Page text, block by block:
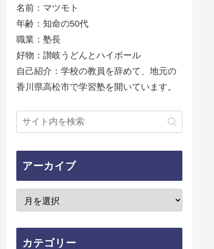
名前：マツモト
年齢：知命の50代
職業：塾長
好物：讃岐うどんとハイボール
自己紹介：学校の教員を辞めて、地元の
香川県高松市で学習塾を開いています。
アーカイブ
カテゴリー